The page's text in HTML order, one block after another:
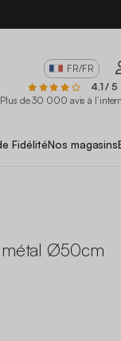
FR/FR
4,1 / 5
Plus de 30 000 avis à
FidélitéNos magasins
métal Ø50cm